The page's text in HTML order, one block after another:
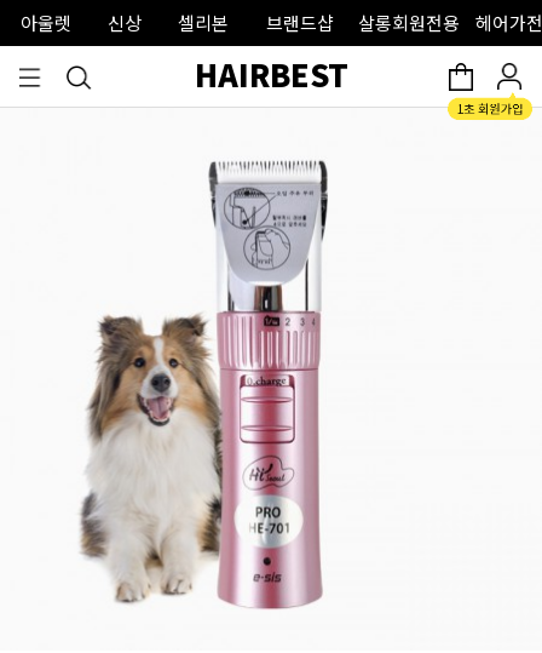
아울렛 신상 셀리본 브랜드샵 살롱회원전용 헤어가
HAIRBEST